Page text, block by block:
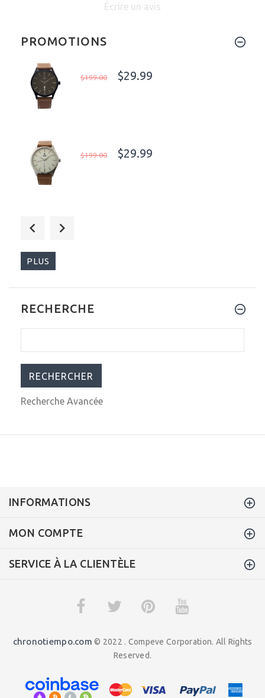
Écrire un avis
PROMOTIONS
$199.00 $29.99
$199.00 $29.99
$1,099.00
PLUS
RECHERCHE
Recherche Avancée
INFORMATIONS
MON COMPTE
SERVICE À LA CLIENTÈLE
chronotiempo.com © 2022 . Compeve Corporation. All Rights
Reserved.